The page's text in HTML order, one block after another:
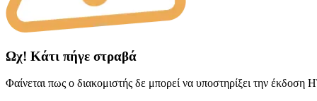
Ωχ! Κάτι πήγε στραβά
Φαίνεται πως ο διακομιστής δε μπορεί να υποστηρίξει την έκδοση